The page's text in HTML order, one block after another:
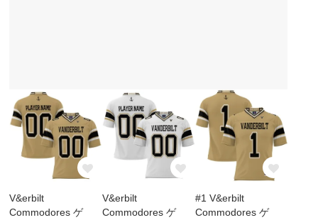
V&erbilt
Commodores ゲ
V&erbilt
Commodores ゲ
#1 V&erbilt
Commodores ゲ